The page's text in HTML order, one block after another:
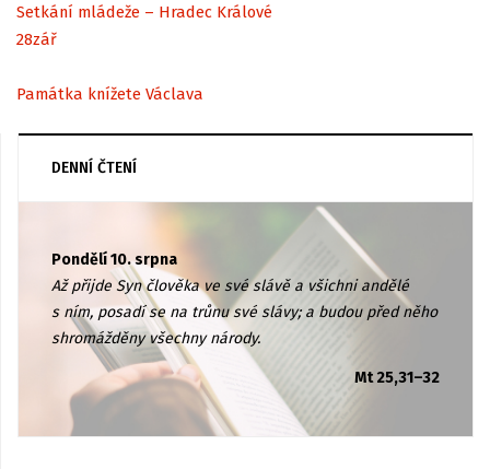
Setkání mládeže – Hradec Králové
28zář
Památka knížete Václava
DENNÍ ČTENÍ
Pondělí 10. srpna
Až přijde Syn člověka ve své slávě a všichni andělé
s ním, posadí se na trůnu své slávy; a budou před něho
shromážděny všechny národy.
Mt 25,31–32